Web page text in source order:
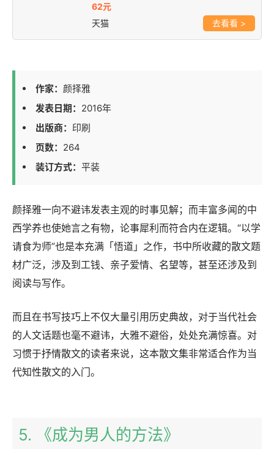
62元
天猫
>
作家： 颜择雅
发表日期： 2016年
出版商： 印刷
页数： 264
装订方式： 平装
颜择雅一向不避讳发表主观的时事见解；而丰富多闻的中
西学养也使她言之有物，论事犀利而符合内在逻辑。“以学
请食为师”也是本充满「悟道」之作，书中所收藏的散文题
材广泛，涉及到工钱、亲子爱情、名望等，甚至还涉及到
阅读与写作。
而且在书写技巧上不仅大量引用历史典故，对于当代社会
的人文话题也毫不避讳，大雅不避俗，处处充满惊喜。对
习惯于抒情散文的读者来说，这本散文集非常适合作为当
代知性散文的入门。
5. 《成为男人的方法》